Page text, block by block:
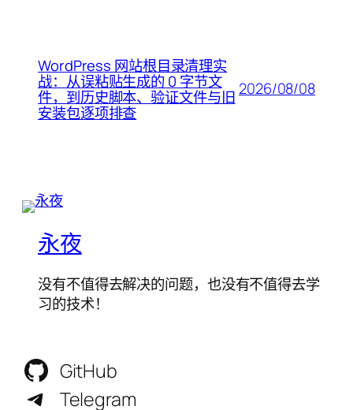
WordPress 网站根目录清理实
战：从误粘贴生成的 0 字节文
件，到历史脚本、验证文件与旧
安装包逐项排查
2026/08/08
永夜
没有不值得去解决的问题，也没有不值得去学
习的技术！
GitHub
Telegram